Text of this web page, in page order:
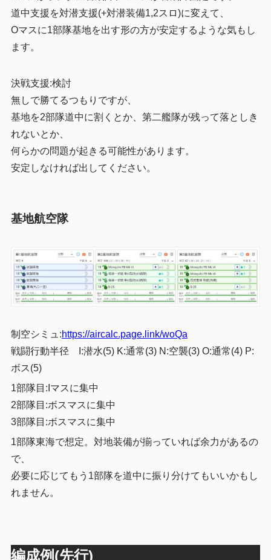
道中支援を対潜支援(+対潜装備1,2スロ)に変えて、
Oマスに1部隊基地を出す形の方が安定するような気もし
ます。
決戦支援:検討
無しで勝てるつもりですが、
基地を2部隊道中に割くとか、第二艦隊が残って落としき
れないとか、
何らかの問題が起きる可能性があります。
安定しなければ出してください。
基地航空隊
制空シミュ:https://aircalc.page.link/woQa
戦闘行動半径 I:潜水(5) K:通常(3) N:空襲(3) O:通常(4) P:
ボス(5)
1部隊目:Iマスに集中
2部隊目:ボスマスに集中
3部隊目:ボスマスに集中
1部隊東海で想定。対地装備が揃っていれば余力があるの
で、
必要に応じてもう1部隊を道中に振り分けてもいいかもし
れません。
編成例(先行)